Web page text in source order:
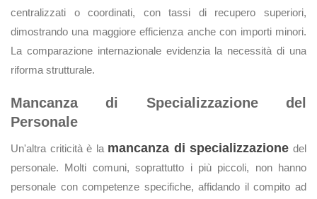
centralizzati o coordinati, con tassi di recupero superiori,
dimostrando una maggiore efficienza anche con importi minori.
La comparazione internazionale evidenzia la necessità di una
riforma strutturale.
Mancanza di Specializzazione del
Personale
Un'altra criticità è la mancanza di specializzazione del
personale. Molti comuni, soprattutto i più piccoli, non hanno
personale con competenze specifiche, affidando il compito ad